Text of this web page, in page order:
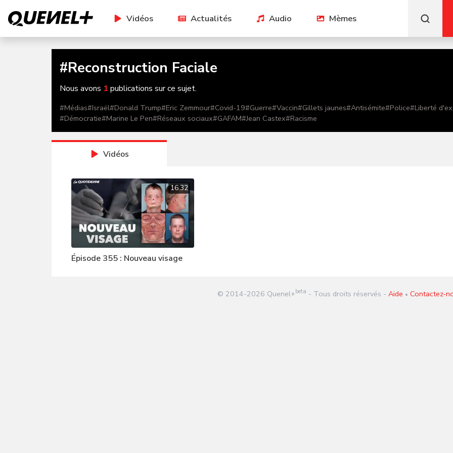
Vidéos Actualités Audio Mèmes
#Reconstruction Faciale
Nous avons 1 publications sur ce sujet.
#Médias#Israël#Donald Trump#Eric Zemmour#Covid-19#Guerre#Vaccin#Gillets jaunes#Antisémite#Police#Liberté
#Démocratie#Marine Le Pen#Réseaux sociaux#GAFAM#Jean Castex#Racisme
Vidéos
16:32
Épisode 355 : Nouveau visage
© 2014-2026 Quenel+beta - Tous droits réservés - Aide • Contactez-